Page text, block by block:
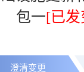
包一[已发
澄清变更